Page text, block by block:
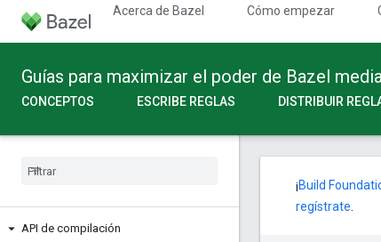
Acerca de Bazel Cómo empezar
Guías para maximizar el poder de Bazel
CONCEPTOS ESCRIBE REGLAS DISTRIBUIR
API de compilación
¡Build
regístrate